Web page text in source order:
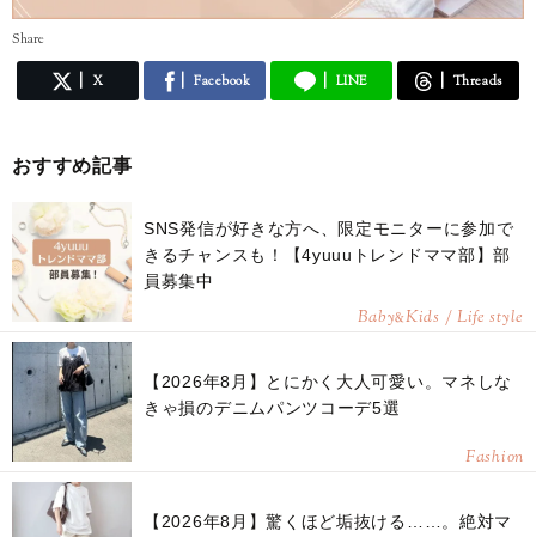
Share
X Facebook LINE Threads
おすすめ記事
SNS発信が好きな方へ、限定モニターに参加で
きるチャンスも！【4yuuuトレンドママ部】部
員募集中
Baby&Kids / Life style
【2026年8月】とにかく大人可愛い。マネしな
きゃ損のデニムパンツコーデ5選
Fashion
【2026年8月】驚くほど垢抜ける……。絶対マ